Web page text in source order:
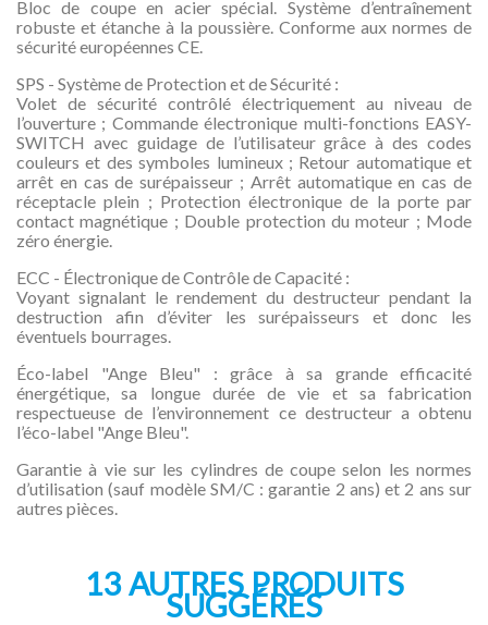
Bloc de coupe en acier spécial. Système d’entraînement
robuste et étanche à la poussière. Conforme aux normes de
sécurité européennes CE.
SPS - Système de Protection et de Sécurité :
Volet de sécurité contrôlé électriquement au niveau de
l’ouverture ; Commande électronique multi-fonctions EASY-
SWITCH avec guidage de l’utilisateur grâce à des codes
couleurs et des symboles lumineux ; Retour automatique et
arrêt en cas de surépaisseur ; Arrêt automatique en cas de
réceptacle plein ; Protection électronique de la porte par
contact magnétique ; Double protection du moteur ; Mode
zéro énergie.
ECC - Électronique de Contrôle de Capacité :
Voyant signalant le rendement du destructeur pendant la
destruction afin d’éviter les surépaisseurs et donc les
éventuels bourrages.
Éco-label "Ange Bleu" : grâce à sa grande efficacité
énergétique, sa longue durée de vie et sa fabrication
respectueuse de l’environnement ce destructeur a obtenu
l’éco-label "Ange Bleu".
Garantie à vie sur les cylindres de coupe selon les normes
d’utilisation (sauf modèle SM/C : garantie 2 ans) et 2 ans sur
autres pièces.
13 AUTRES PRODUITS
SUGGÉRÉS